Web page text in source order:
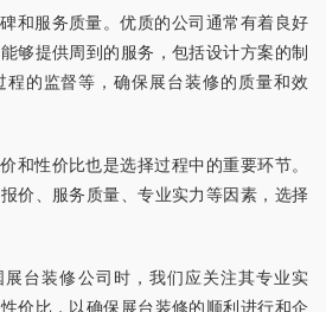
和服务质量。优质的公司通常有着良好
够提供周到的服务，包括设计方案的制
的监督等，确保展台装修的质量和效
和性价比也是选择过程中的重要环节。
价、服务质量、专业实力等因素，选择
台装修公司时，我们应关注其专业实
价比，以确保展台装修的顺利进行和企